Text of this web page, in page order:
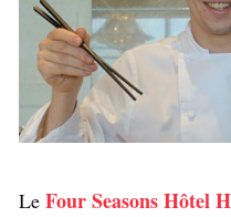
Le Four Seasons Hôtel